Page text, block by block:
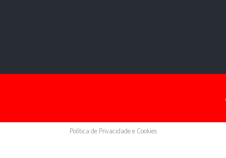
Política de Privacidade e Cookies